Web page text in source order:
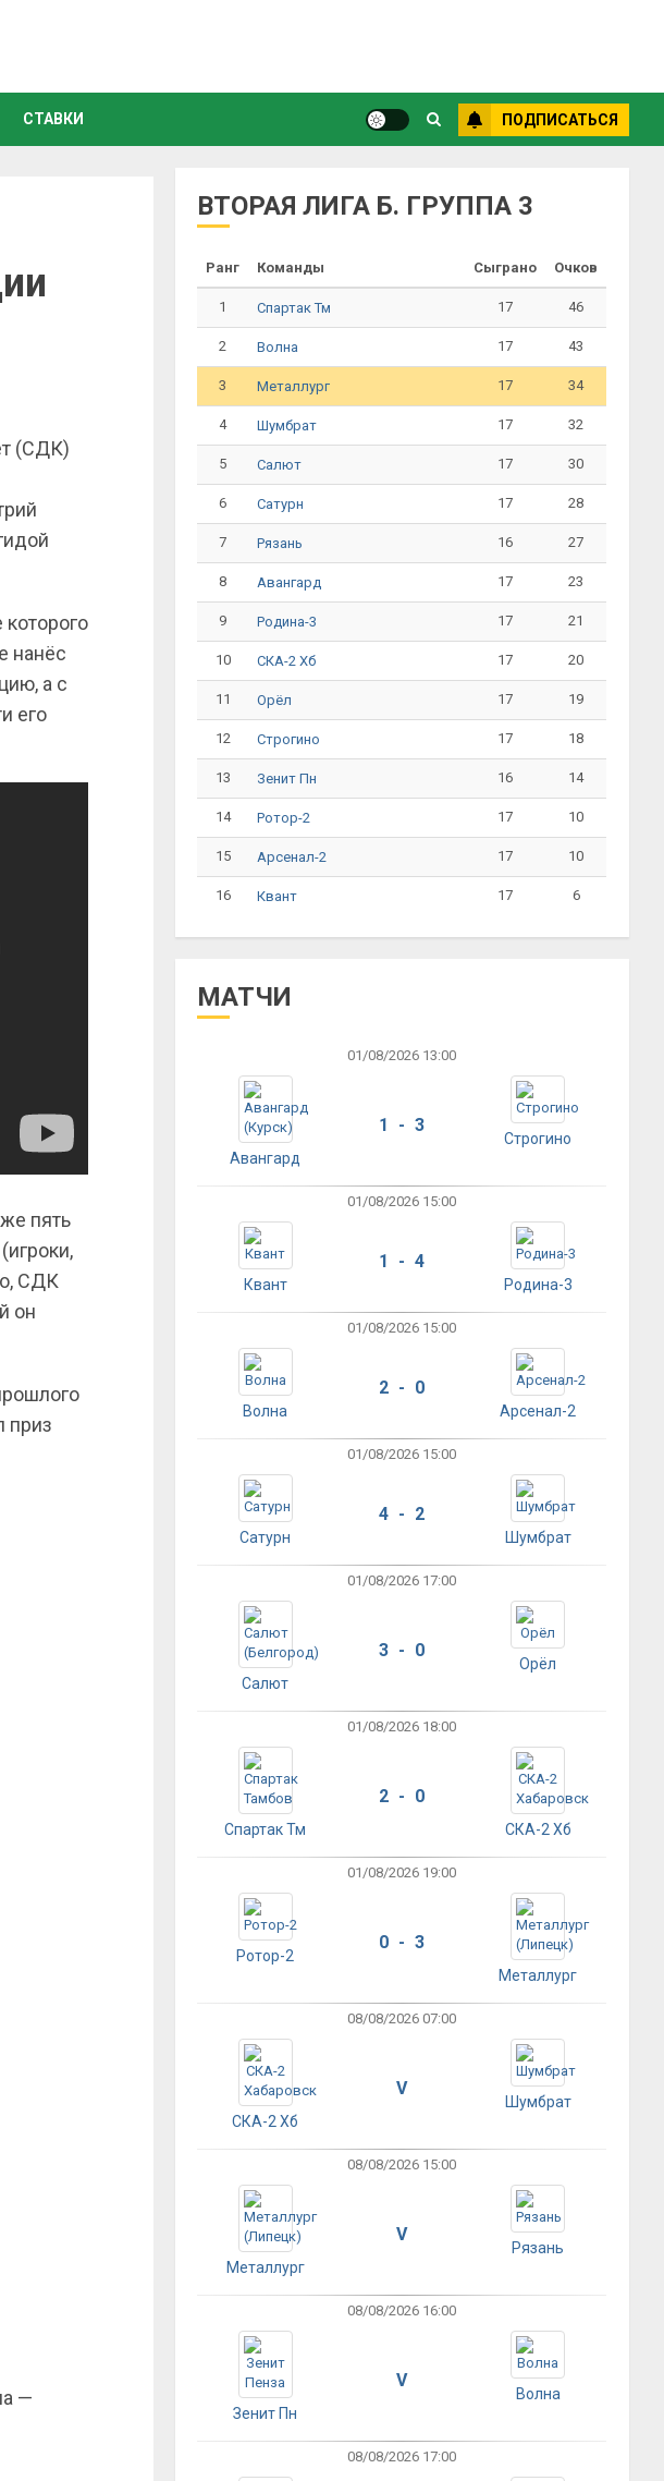
СТАВКИ ПОДПИСАТЬСЯ
(СДК)
нанёс
а с
его
пять
СДК
он
приз
—
ВТОРАЯ ЛИГА Б. ГРУППА 3
Ранг Команды Сыграно Очков
1 Спартак Тм 17 46
2 Волна 17 43
3 Металлург 17 34
4 Шумбрат 17 32
5 Салют 17 30
6 Сатурн 17 28
7 Рязань 16 27
8 Авангард 17 23
9 Родина-3 17 21
10 СКА-2 Хб 17 20
11 Орёл 17 19
12 Строгино 17 18
13 Зенит Пн 16 14
14 Ротор-2 17 10
15 Арсенал-2 17 10
16 Квант 17 6
МАТЧИ
01/08/2026 13:00
Авангард
1 - 3
Строгино
01/08/2026 15:00
Квант
1 - 4
Родина-3
01/08/2026 15:00
Волна
2 - 0
Арсенал-2
01/08/2026 15:00
Сатурн
4 - 2
Шумбрат
01/08/2026 17:00
Салют
3 - 0
Орёл
01/08/2026 18:00
Спартак Тм
2 - 0
СКА-2 Хб
01/08/2026 19:00
Ротор-2
0 - 3
Металлург
08/08/2026 07:00
СКА-2 Хб
V
Шумбрат
08/08/2026 15:00
Металлург
V
Рязань
08/08/2026 16:00
Зенит Пн
V
Волна
08/08/2026 17:00